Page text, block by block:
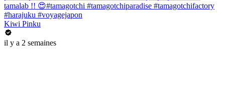
tamalab !! 😍#tamagotchi #tamagotchiparadise #tamagotchifactory
#harajuku #voyagejapon
Kiwi Pinku
il y a 2 semaines